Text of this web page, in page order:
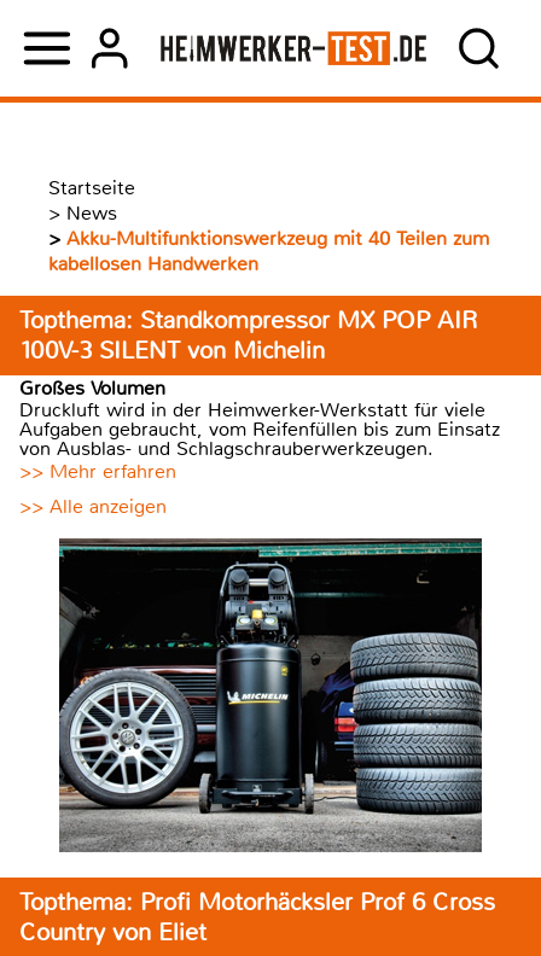
Startseite
> News
> Akku-Multifunktionswerkzeug mit 40 Teilen zum
kabellosen Handwerken
Topthema: Standkompressor MX POP AIR
100V-3 SILENT von Michelin
Großes Volumen
Druckluft wird in der Heimwerker-Werkstatt für viele
Aufgaben gebraucht, vom Reifenfüllen bis zum Einsatz
von Ausblas- und Schlagschrauberwerkzeugen.
>> Mehr erfahren
>> Alle anzeigen
Topthema: Profi Motorhäcksler Prof 6 Cross
Country von Eliet